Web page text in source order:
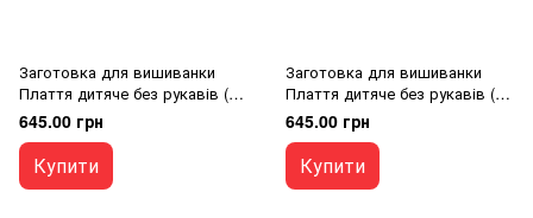
Заготовка для вишиванки
Плаття дитяче без рукавів (5-
10 років) ПДб/р-056 ТМ
"Кольорова"
645.00 грн
Купити
Заготовка для вишиванки
Плаття дитяче без рукавів (5-
10 років) ПДб/р-055 ТМ
"Кольорова"
645.00 грн
Купити